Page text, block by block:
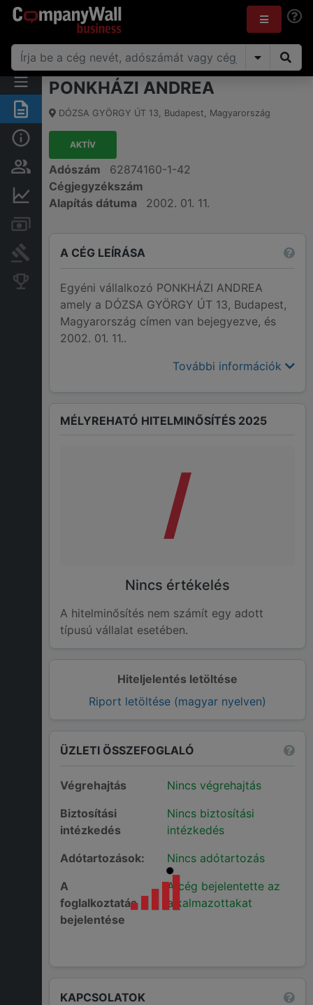
Összegzés
Alap információk
Személyek és tulajdonjog
Pénzügyi információk
Bírósági eljárások
Konkurens cégek
PONKHÁZI ANDREA
DÓZSA GYÖRGY ÚT 13, Budapest, Magyarország
AKTÍV
Adószám
62874160-1-42
Cégjegyzékszám
Alapítás dátuma
2002. 01. 11.
A CÉG LEÍRÁSA
Egyéni vállalkozó PONKHÁZI ANDREA
amely a DÓZSA GYÖRGY ÚT 13, Budapest,
Magyarország címen van bejegyezve, és
2002. 01. 11..
További információk
Hiteljelentés letöltése
Riport letöltése (magyar nyelven)
MÉLYREHATÓ HITELMINŐSÍTÉS 2025
/
Nincs értékelés
A hitelminősítés nem számít egy adott
típusú vállalat esetében.
ÜZLETI ÖSSZEFOGLALÓ
Végrehajtás
Nincs végrehajtás
Biztosítási
intézkedés
Nincs biztosítási
intézkedés
Adótartozások:
Nincs adótartozás
A
foglalkoztatás
bejelentése
A cég bejelentette az
alkalmazottakat
KAPCSOLATOK